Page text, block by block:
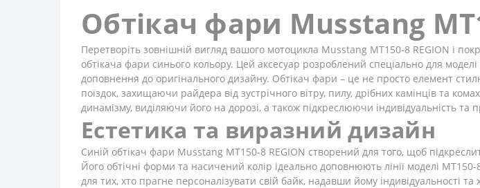
Обтікач фари Musstang
Перетворіть зовнішній вигляд вашого мотоцикла Musstang MT150-8 REGION і
обтікача фари синього кольору. Цей аксесуар розроблений спеціально для
доповнення до оригінального дизайну. Обтікач фари – це не просто елемент
поїздок, захищаючи райдера від зустрічного вітру, пилу, дрібних камінців та
динамізму, виділяючи його на дорозі, а також підкреслюючи індивідуальність та
Естетика та виразний дизайн
Синій обтікач фари Musstang MT150-8 REGION створений для того, щоб
Його обтічні форми та насичений колір ідеально доповнюють лінії моделі
для тих, хто прагне персоналізувати свій байк, надавши йому індивідуальності